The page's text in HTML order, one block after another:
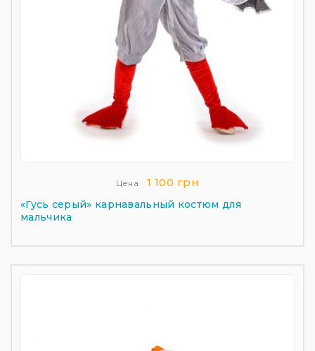
Цена 1 100 грн
«Гусь серый» карнавальный костюм для
мальчика